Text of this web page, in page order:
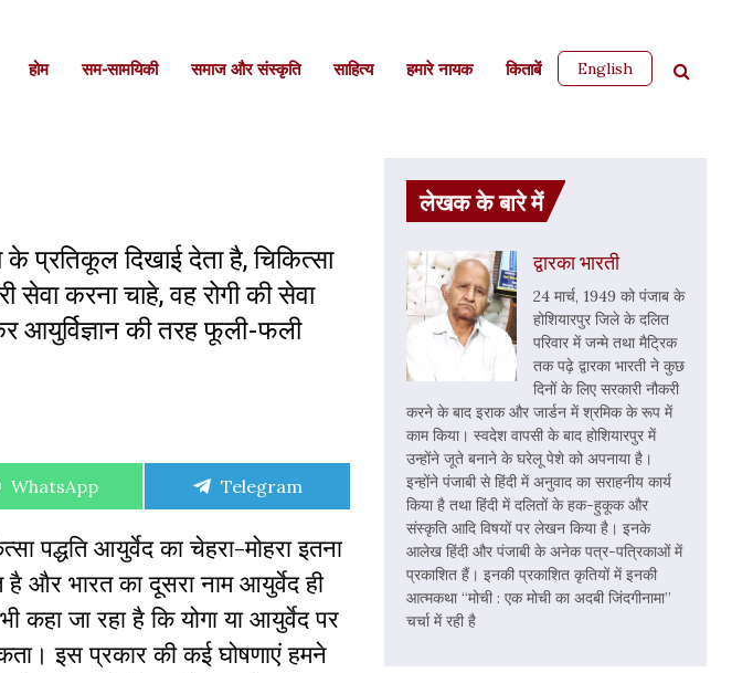
होम सम-सामयिकी समाज और संस्कृति साहित्‍य हमारे नायक किताबें English
के प्रतिकूल दिखाई देता है, चिकित्सा
करना चाहे, वह रोगी की सेवा
आयुर्विज्ञान की तरह फूली-फली
Share
WhatsApp
Share
Telegram
पद्धति आयुर्वेद का चेहरा-मोहरा इतना
और भारत का दूसरा नाम आयुर्वेद ही
कहा जा रहा है कि योगा या आयुर्वेद पर
इस प्रकार की कई घोषणाएं हमने
लेखक के बारे में
द्वारका भारती
24 मार्च, 1949 को पंजाब के
होशियारपुर जिले के दलित
परिवार में जन्मे तथा मैट्रिक
तक पढ़े द्वारका भारती ने कुछ
दिनों के लिए सरकारी नौकरी
करने के बाद इराक और जार्डन में श्रमिक के रूप में
काम किया। स्वदेश वापसी के बाद होशियारपुर में
उन्होंने जूते बनाने के घरेलू पेशे को अपनाया है।
इन्होंने पंजाबी से हिंदी में अनुवाद का सराहनीय कार्य
किया है तथा हिंदी में दलितों के हक-हुकूक और
संस्कृति आदि विषयों पर लेखन किया है। इनके
आलेख हिंदी और पंजाबी के अनेक पत्र-पत्रिकाओं में
प्रकाशित हैं। इनकी प्रकाशित कृतियों में इनकी
आत्मकथा “मोची : एक मोची का अदबी जिंदगीनामा”
चर्चा में रही है